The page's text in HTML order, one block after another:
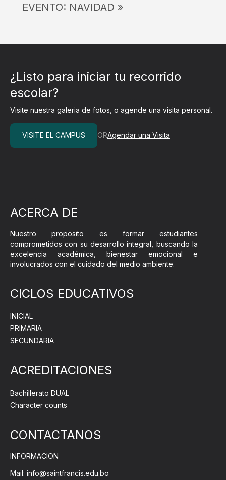
EVENTO: NAVIDAD »
¿Listo para iniciar tu recorrido
escolar?
Visite nuestra galeria de fotos, o agende una visita personal.
VISITE EL CAMPUS ORAgendar una Visita
ACERCA DE
Nuestro proposito es formar estudiantes
comprometidos con su desarrollo integral, buscando la
excelencia académica, bienestar emocional e
involucrados con el cuidado del medio ambiente.
CICLOS EDUCATIVOS
INICIAL
PRIMARIA
SECUNDARIA
ACREDITACIONES
Bachillerato DUAL
Character counts
CONTACTANOS
INFORMACION
Mail: info@saintfrancis.edu.bo